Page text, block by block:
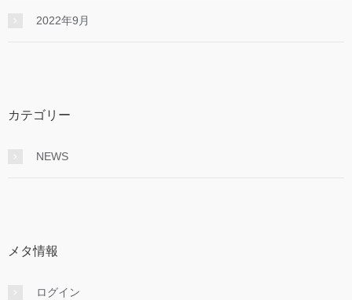
2022年9月
カテゴリー
NEWS
メタ情報
ログイン